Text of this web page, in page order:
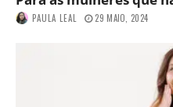
PAULA LEAL 29 MAIO, 2024